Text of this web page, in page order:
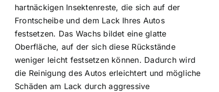
hartnäckigen Insektenreste, die sich auf der
Frontscheibe und dem Lack Ihres Autos
festsetzen. Das Wachs bildet eine glatte
Oberfläche, auf der sich diese Rückstände
weniger leicht festsetzen können. Dadurch wird
die Reinigung des Autos erleichtert und mögliche
Schäden am Lack durch aggressive